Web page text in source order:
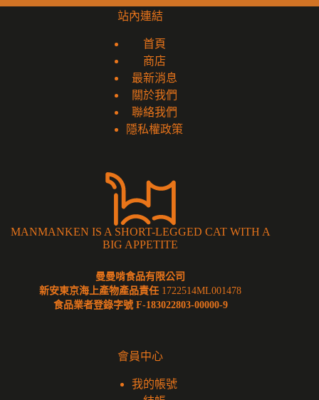
站內連結
首頁
商店
最新消息
關於我們
聯絡我們
隱私權政策
MANMANKEN IS A SHORT-LEGGED CAT WITH A
BIG APPETITE
曼曼啃食品有限公司
新安東京海上產物產品責任 1722514ML001478
食品業者登錄字號 F-183022803-00000-9
會員中心
我的帳號